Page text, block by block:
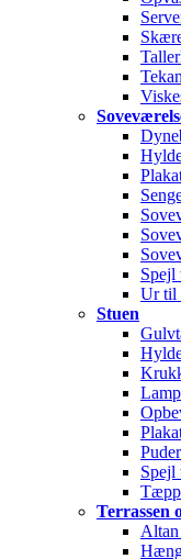
Spejl
Ur til
Stuen
Spejl
Terrassen
Altan